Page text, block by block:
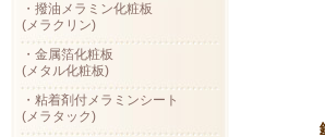
・撥油メラミン化粧板
(メラクリン)
・金属箔化粧板
(メタル化粧板)
・粘着剤付メラミンシート
(メラタック)